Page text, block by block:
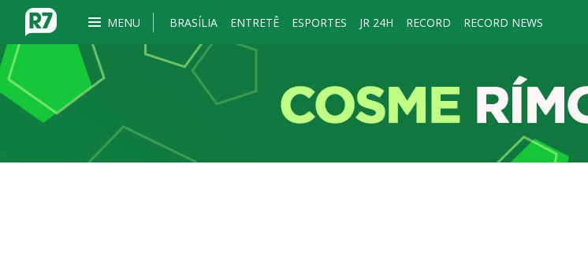
MENU BRASÍLIA ENTRETÊ ESPORTES JR 24H RECORD RECORD NEWS